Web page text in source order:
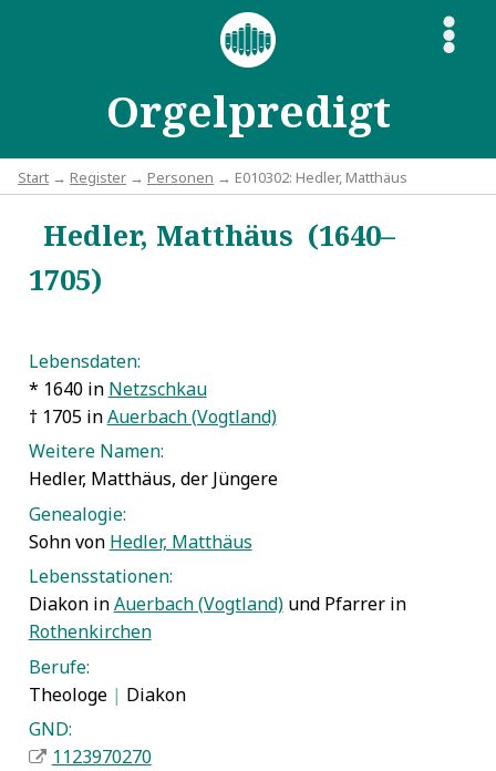
Orgelpredigt
S
Start → Register → Personen → E010302: Hedler, Matthäus
Hedler, Matthäus (1640–
1705)
Lebensdaten:
* 1640 in Netzschkau
† 1705 inAuerbach (Vogtland)
Weitere Namen:
Hedler, Matthäus, der Jüngere
Genealogie:
Sohn von Hedler, Matthäus
Lebensstationen:
Diakon inAuerbach (Vogtland)und Pfarrer in
Rothenkirchen
Berufe:
Theologe | Diakon
GND:
1123970270